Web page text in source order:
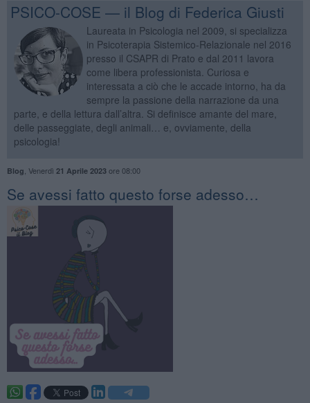
PSICO-COSE — il Blog di Federica Giusti
Laureata in Psicologia nel 2009, si specializza
in Psicoterapia Sistemico-Relazionale nel 2016
presso il CSAPR di Prato e dal 2011 lavora
come libera professionista. Curiosa e
interessata a ciò che le accade intorno, ha da
sempre la passione della narrazione da una
parte, e della lettura dall’altra. Si definisce amante del mare,
delle passeggiate, degli animali… e, ovviamente, della
psicologia!
Blog Venerdì 21 Aprile 2023ore 08:00
​Se avessi fatto questo forse adesso…